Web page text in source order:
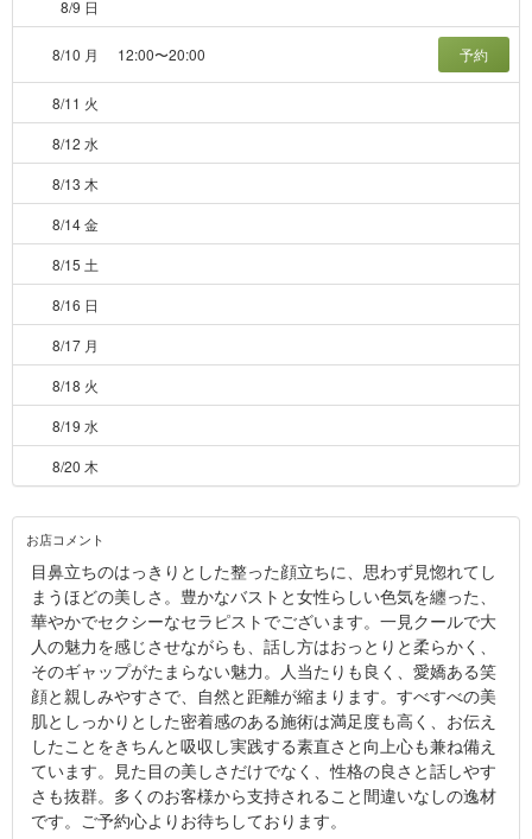
8/9 日
8/10 月 12:00〜20:00 予約
8/11 火
8/12 水
8/13 木
8/14 金
8/15 土
8/16 日
8/17 月
8/18 火
8/19 水
8/20 木
お店コメント
目鼻立ちのはっきりとした整った顔立ちに、思わず見惚れてし
まうほどの美しさ。豊かなバストと女性らしい色気を纏った、
華やかでセクシーなセラピストでございます。一見クールで大
人の魅力を感じさせながらも、話し方はおっとりと柔らかく、
そのギャップがたまらない魅力。人当たりも良く、愛嬌ある笑
顔と親しみやすさで、自然と距離が縮まります。すべすべの美
肌としっかりとした密着感のある施術は満足度も高く、お伝え
したことをきちんと吸収し実践する素直さと向上心も兼ね備え
ています。見た目の美しさだけでなく、性格の良さと話しやす
さも抜群。多くのお客様から支持されること間違いなしの逸材
です。ご予約心よりお待ちしております。